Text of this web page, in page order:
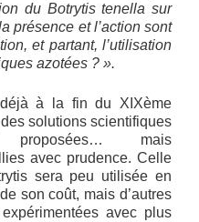
du Botrytis tenella sur
présence et l’action sont
et partant, l’utilisation
azotées ? ».
à la fin du XIXème
solutions scientifiques
mais
avec prudence. Celle
sera peu utilisée en
son coût, mais d’autres
avec plus